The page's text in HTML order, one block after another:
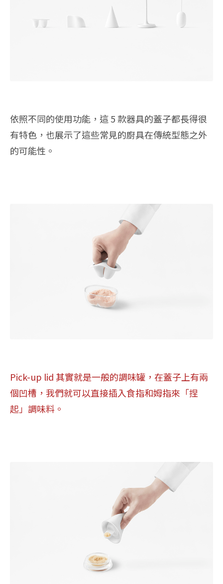
依照不同的使用功能，這 5 款器具的蓋子都長得很
有特色，也展示了這些常見的廚具在傳統型態之外
的可能性。
Pick-up lid 其實就是一般的調味罐，在蓋子上有兩
個凹槽，我們就可以直接插入食指和姆指來「捏
起」調味料。